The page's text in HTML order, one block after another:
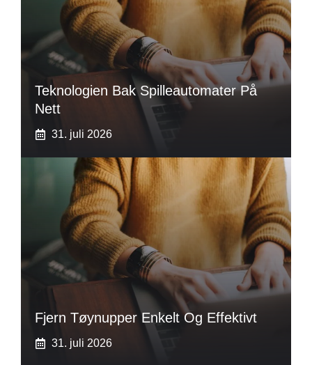
Teknologien Bak Spilleautomater På
Nett
31. juli 2026
Fjern Tøynupper Enkelt Og Effektivt
31. juli 2026